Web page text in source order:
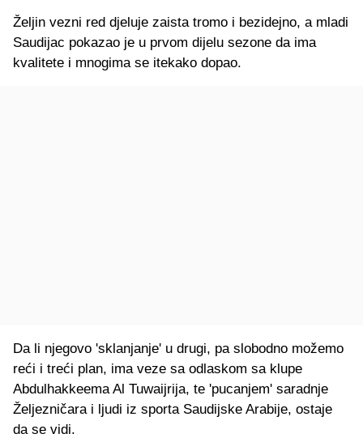
Željin vezni red djeluje zaista tromo i bezidejno, a mladi
Saudijac pokazao je u prvom dijelu sezone da ima
kvalitete i mnogima se itekako dopao.
Da li njegovo 'sklanjanje' u drugi, pa slobodno možemo
reći i treći plan, ima veze sa odlaskom sa klupe
Abdulhakkeema Al Tuwaijrija, te 'pucanjem' saradnje
Željezničara i ljudi iz sporta Saudijske Arabije, ostaje
da se vidi.